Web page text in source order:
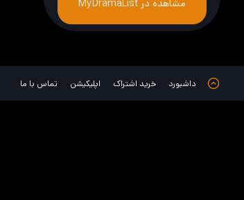
مشاهده در MyDramaList
داشبورد خرید اشتراک اپلیکیشن تماس با ما